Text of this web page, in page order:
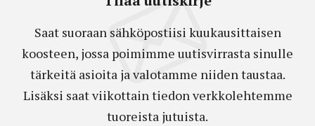
Saat suoraan sähköpostiisi kuukausittaisen
koosteen, jossa poimimme uutisvirrasta sinulle
tärkeitä asioita ja valotamme niiden taustaa.
Lisäksi saat viikottain tiedon verkkolehtemme
tuoreista jutuista.